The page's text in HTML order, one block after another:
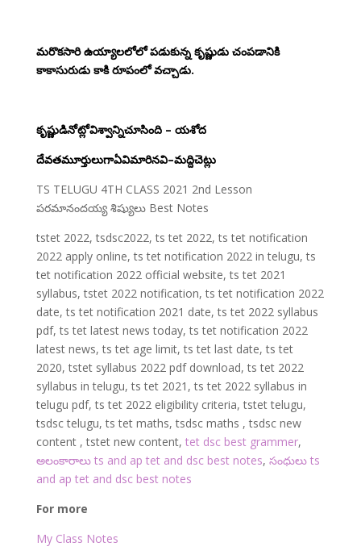
మరొకసారి ఉయ్యాలలోలో పడుకున్న కృష్ణుడు చంపడానికి
కాకాసురుడు కాకి రూపంలో వచ్చాడు.
కృష్ణుడినోట్లోవిశ్వాన్నిచూసింది – యశోద
దేవతమూర్తులుగాఏవిమారినవి–మద్దిచెట్లు
TS TELUGU 4TH CLASS 2021 2nd Lesson
పరమానందయ్య శిష్యులు Best Notes
tstet 2022, tsdsc2022, ts tet 2022, ts tet notification
2022 apply online, ts tet notification 2022 in telugu, ts
tet notification 2022 official website, ts tet 2021
syllabus, tstet 2022 notification, ts tet notification 2022
date, ts tet notification 2021 date, ts tet 2022 syllabus
pdf, ts tet latest news today, ts tet notification 2022
latest news, ts tet age limit, ts tet last date, ts tet
2020, tstet syllabus 2022 pdf download, ts tet 2022
syllabus in telugu, ts tet 2021, ts tet 2022 syllabus in
telugu pdf, ts tet 2022 eligibility criteria, tstet telugu,
tsdsc telugu, ts tet maths, tsdsc maths , tsdsc new
content , tstet new content, tet dsc best grammer,
అలంకారాలు ts and ap tet and dsc best notes, సంధులు ts
and ap tet and dsc best notes
For more
My Class Notes